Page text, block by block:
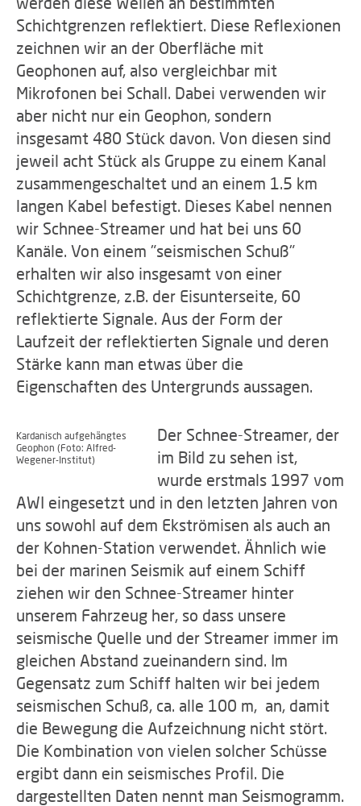
Schichtgrenzen reflektiert. Diese Reflexionen
zeichnen wir an der Oberfläche mit
Geophonen auf, also vergleichbar mit
Mikrofonen bei Schall. Dabei verwenden wir
aber nicht nur ein Geophon, sondern
insgesamt 480 Stück davon. Von diesen sind
jeweil acht Stück als Gruppe zu einem Kanal
zusammengeschaltet und an einem 1.5 km
langen Kabel befestigt. Dieses Kabel nennen
wir Schnee-Streamer und hat bei uns 60
Kanäle. Von einem "seismischen Schuß"
erhalten wir also insgesamt von einer
Schichtgrenze, z.B. der Eisunterseite, 60
reflektierte Signale. Aus der Form der
Laufzeit der reflektierten Signale und deren
Stärke kann man etwas über die
Eigenschaften des Untergrunds aussagen.
Kardanisch aufgehängtes
Geophon (Foto: Alfred-
Wegener-Institut)
Der Schnee-Streamer, der
im Bild zu sehen ist,
wurde erstmals 1997 vom
AWI eingesetzt und in den letzten Jahren von
uns sowohl auf dem Ekströmisen als auch an
der Kohnen-Station verwendet. Ähnlich wie
bei der marinen Seismik auf einem Schiff
ziehen wir den Schnee-Streamer hinter
unserem Fahrzeug her, so dass unsere
seismische Quelle und der Streamer immer im
gleichen Abstand zueinandern sind. Im
Gegensatz zum Schiff halten wir bei jedem
seismischen Schuß, ca. alle 100 m, an, damit
die Bewegung die Aufzeichnung nicht stört.
Die Kombination von vielen solcher Schüsse
ergibt dann ein seismisches Profil. Die
dargestellten Daten nennt man Seismogramm.